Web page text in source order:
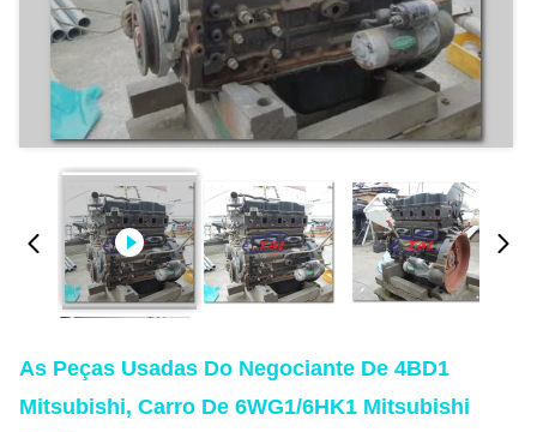
As Peças Usadas Do Negociante De 4BD1
Mitsubishi, Carro De 6WG1/6HK1 Mitsubishi